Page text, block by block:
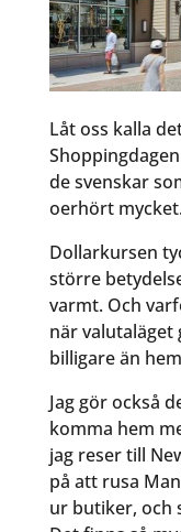
Låt oss kalla
de svenskar
oerhört mycket.
Dollarkursen
större
varmt. Och
när
billigare än
Jag gör också
komma hem
jag reser till
på att rusa
ur butiker, och